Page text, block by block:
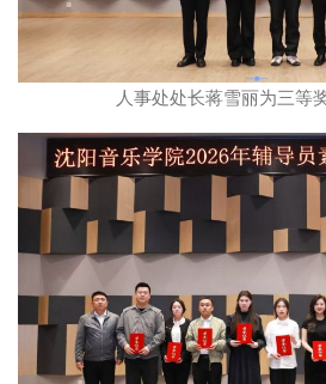
人事处处长蒋雪丽为三等